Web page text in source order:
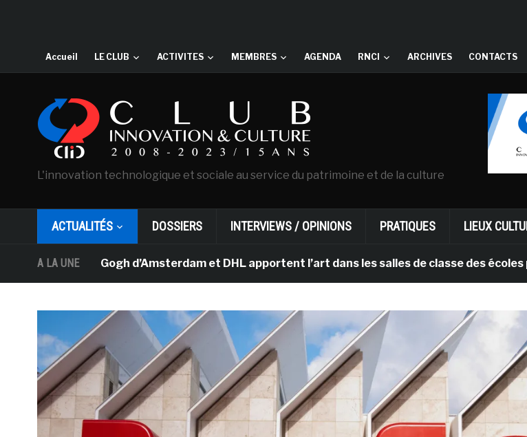
Accueil LE CLUB ACTIVITES MEMBRES AGENDA RNCI ARCHIVES CONTACTS
L'innovation technologique et sociale au service du patrimoine et de la culture
ACTUALITÉS DOSSIERS INTERVIEWS / OPINIONS PRATIQUES LIEUX
A LA UNE
Van Gogh d’Amsterdam et DHL apportent l’art dans les salles de classe des écoles